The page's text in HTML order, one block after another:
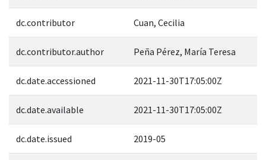
dc.contributor Cuan, Cecilia
dc.contributor.author Peña Pérez, María Teresa
dc.date.accessioned 2021-11-30T17:05:00Z
dc.date.available 2021-11-30T17:05:00Z
dc.date.issued 2019-05